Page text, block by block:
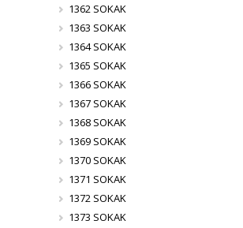
1362 SOKAK
1363 SOKAK
1364 SOKAK
1365 SOKAK
1366 SOKAK
1367 SOKAK
1368 SOKAK
1369 SOKAK
1370 SOKAK
1371 SOKAK
1372 SOKAK
1373 SOKAK